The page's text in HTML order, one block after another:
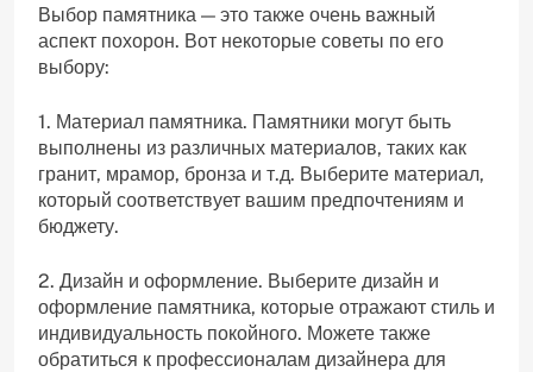
Выбор памятника — это также очень важный
аспект похорон. Вот некоторые советы по его
выбору:
1. Материал памятника. Памятники могут быть
выполнены из различных материалов, таких как
гранит, мрамор, бронза и т.д. Выберите материал,
который соответствует вашим предпочтениям и
бюджету.
2. Дизайн и оформление. Выберите дизайн и
оформление памятника, которые отражают стиль и
индивидуальность покойного. Можете также
обратиться к профессионалам дизайнера для